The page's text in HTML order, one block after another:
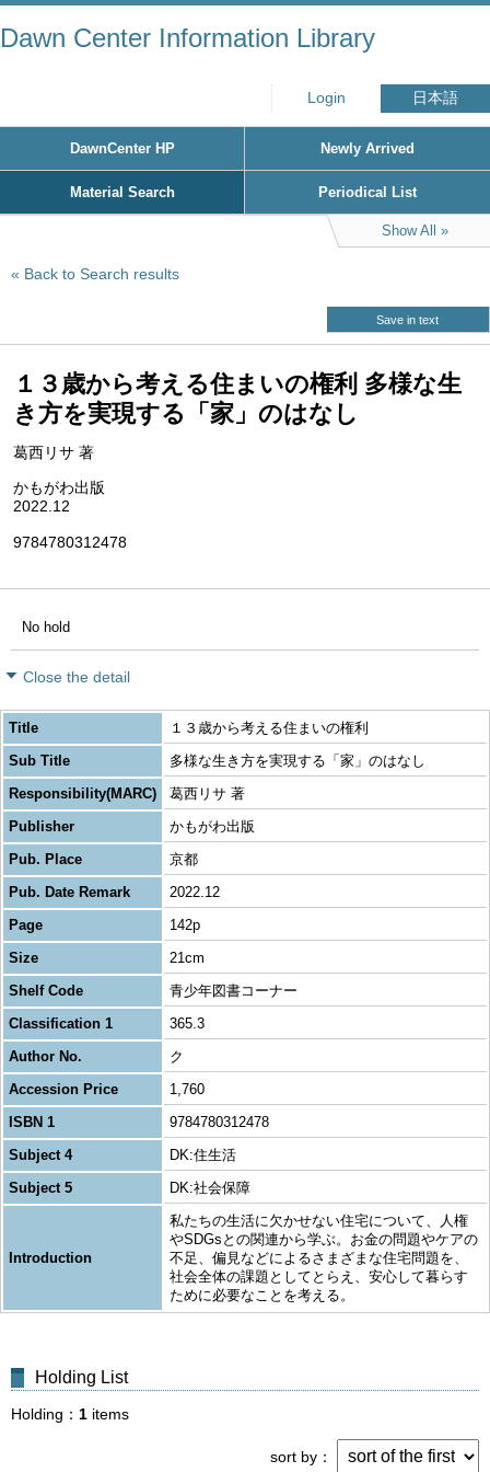
Dawn Center Information Library
Login 日本語
DawnCenter HP Newly Arrived
Material Search Periodical List
Show All
Back to Search results
Save in text
１３歳から考える住まいの権利 多様な生
き方を実現する「家」のはなし
葛西リサ 著
かもがわ出版
2022.12
9784780312478
No hold
Close the detail
Title
１３歳から考える住まいの権利
Sub Title
多様な生き方を実現する「家」のはなし
Responsibility(MARC)
葛西リサ 著
Publisher
かもがわ出版
Pub. Place
京都
Pub. Date Remark
2022.12
Page
142p
Size
21cm
Shelf Code
青少年図書コーナー
Classification 1
365.3
Author No.
ク
Accession Price
1,760
ISBN 1
9784780312478
Subject 4
DK:住生活
Subject 5
DK:社会保障
Introduction
私たちの生活に欠かせない住宅について、人権
やSDGsとの関連から学ぶ。お金の問題やケアの
不足、偏見などによるさまざまな住宅問題を、
社会全体の課題としてとらえ、安心して暮らす
ために必要なことを考える。
Holding List
Holding 1 items
sort by